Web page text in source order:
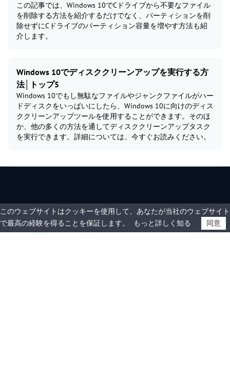
この記事では、Windows 10でCドライブから不要なファイル
を削除する方法を紹介するだけでなく、パーティションを削
除せずにCドライブのパーティション容量を増やす方法も紹
介します。
Windows 10でディスククリーンアップを実行する方
法│トップ5
Windows 10でもし無駄なファイルやジャンクファイルがハー
ドディスクをいっぱいにしたら、Windows 10に向けのディス
ククリーンアップツールを使用することができます。そのほ
か、他の多くの方法を通してディスククリーンアップタスク
を実行できます。詳細については、今すぐお読みください。
このウェブサイトはクッキーを使用して、あなたが当社のウェブサイト
で最高の経験を得ることを保証します。
もっと詳しく知る 同意